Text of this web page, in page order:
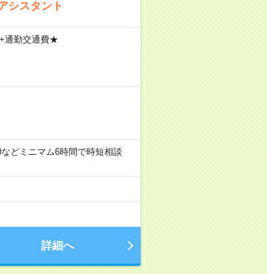
シスタント
通勤交通費★
どミニマム6時間で時短相談
詳細へ